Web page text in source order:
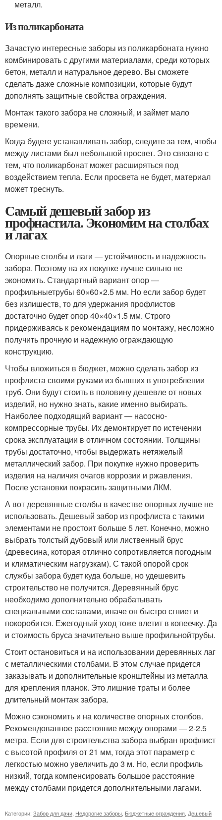
металл.
Из поликарбоната
Зачастую интересные заборы из поликарбоната нужно
комбинировать с другими материалами, среди которых
бетон, металл и натуральное дерево. Вы сможете
сделать даже сложные композиции, которые будут
дополнять защитные свойства ограждения.
Монтаж такого забора не сложный, и займет мало
времени.
Когда будете устанавливать забор, следите за тем, чтобы
между листами был небольшой просвет. Это связано с
тем, что поликарбонат может расширяться под
воздействием тепла. Если просвета не будет, материал
может треснуть.
Самый дешевый забор из
профнастила. Экономим на столбах
и лагах
Опорные столбы и лаги — устойчивость и надежность
забора. Поэтому на их покупке лучше сильно не
экономить. Стандартный вариант опор —
профильныетрубы 60×60×2.5 мм. Но если забор будет
без излишеств, то для удержания профлистов
достаточно будет опор 40×40×1.5 мм. Строго
придерживаясь к рекомендациям по монтажу, несложно
получить прочную и надежную ограждающую
конструкцию.
Чтобы вложиться в бюджет, можно сделать забор из
профлиста своими руками из бывших в употреблении
труб. Они будут стоить в половину дешевле от новых
изделий, но нужно знать, какие именно выбирать.
Наиболее подходящий вариант — насосно-
компрессорные трубы. Их демонтирует по истечении
срока эксплуатации в отличном состоянии. Толщины
трубы достаточно, чтобы выдержать нетяжелый
металлический забор. При покупке нужно проверить
изделия на наличия очагов коррозии и ржавления.
После установки покрасить защитными ЛКМ.
А вот деревянные столбы в качестве опорных лучше не
использовать. Дешевый забор из профлиста с такими
элементами не простоит больше 5 лет. Конечно, можно
выбрать толстый дубовый или лиственный брус
(древесина, которая отлично сопротивляется погодным
и климатическим нагрузкам). С такой опорой срок
службы забора будет куда больше, но удешевить
строительство не получится. Деревянный брус
необходимо дополнительно обрабатывать
специальными составами, иначе он быстро сгниет и
покоробится. Ежегодный уход тоже влетит в копеечку. Да
и стоимость бруса значительно выше профильнойтрубы.
Стоит остановиться и на использовании деревянных лаг
с металлическими столбами. В этом случае придется
заказывать и дополнительные кронштейны из металла
для крепления планок. Это лишние траты и более
длительный монтаж забора.
Можно сэкономить и на количестве опорных столбов.
Рекомендованное расстояние между опорами — 2-2.5
метра. Если для строительства забора выбран профлист
с высотой профиля от 21 мм, тогда этот параметр с
легкостью можно увеличить до 3 м. Но, если профиль
низкий, тогда компенсировать большое расстояние
между столбами придется дополнительными лагами.
Категории: Забор для дачи Недорогие заборы Бюджетные ограждения Дешевый